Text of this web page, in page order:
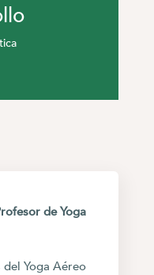
de Yoga
Yoga Aéreo